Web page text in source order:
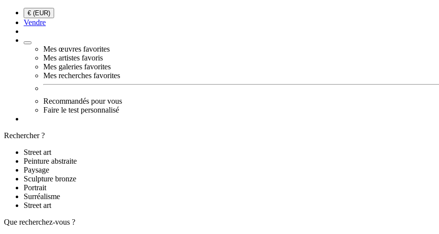
€ (EUR)
Vendre
Mes œuvres favorites
Mes artistes favoris
Mes galeries favorites
Mes recherches favorites
Recommandés pour vous
Faire le test personnalisé
Rechercher ?
Street art
Peinture abstraite
Paysage
Sculpture bronze
Portrait
Surréalisme
Street art
Que recherchez-vous ?